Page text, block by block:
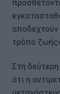
αποδεχτούν
τρόπο
Στη
ότι η